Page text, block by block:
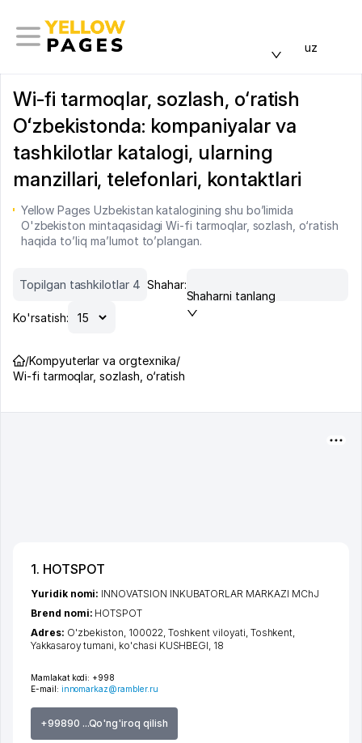
uz
Wi-fi tarmoqlar, sozlash, o‘ratish
Oʻzbekistonda: kompaniyalar va
tashkilotlar katalogi, ularning
manzillari, telefonlari, kontaktlari
Yellow Pages Uzbekistan katalogining shu bo’limida
O'zbekiston mintaqasidagi Wi-fi tarmoqlar, sozlash, o‘ratish
haqida to’liq ma’lumot to’plangan.
Topilgan tashkilotlar 4 Shahar:
Shaharni tanlang
Ko'rsatish:
/Kompyuterlar va orgtexnika/
Wi-fi tarmoqlar, sozlash, o‘ratish
1. HOTSPOT
Mamlakat kodi: +998
E-mail: innomarkaz@rambler.ru
+99890 ...Qo'ng'iroq qilish
Yuridik nomi: INNOVATSION INKUBATORLAR MARKAZI MChJ
Brend nomi: HOTSPOT
Adres: O'zbekiston, 100022, Toshkent viloyati, Toshkent,
Yakkasaroy tumani, ko'chasi KUSHBEGI, 18